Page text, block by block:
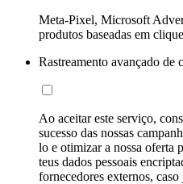
Meta-Pixel, Microsoft
produtos baseadas em
Rastreamento avançado de
Ao aceitar este serviço,
sucesso das nossas
lo e otimizar a nossa oferta
teus dados pessoais
fornecedores externos,